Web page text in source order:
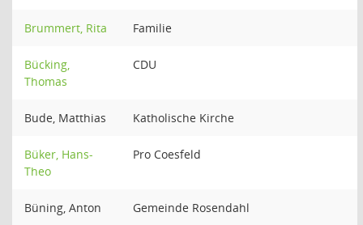
Brummert, Rita Familie
Bücking,
Thomas
CDU
Bude, Matthias Katholische Kirche
Büker, Hans-
Theo
Pro Coesfeld
Büning, Anton Gemeinde Rosendahl